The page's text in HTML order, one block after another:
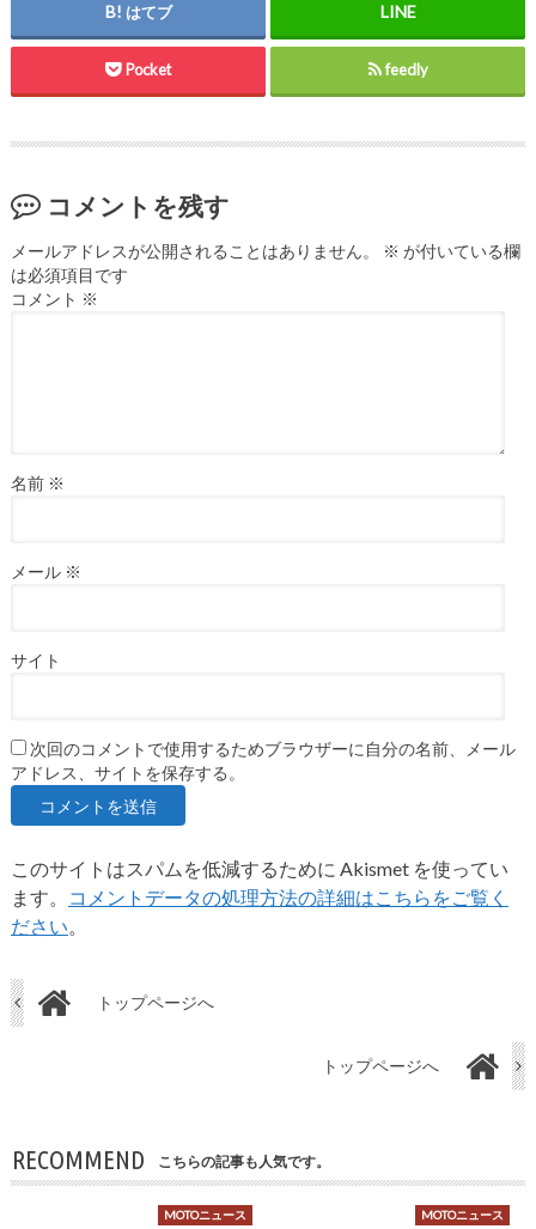
はてブ
Pocket feedly
コメントを残す
メールアドレスが公開されることはありません。 ※ が付いている欄
は必須項目です
コメント ※
名前 ※
メール ※
サイト
次回のコメントで使用するためブラウザーに自分の名前、メール
アドレス、サイトを保存する。
このサイトはスパムを低減するために Akismet を使ってい
ます。
コメントデータの処理方法の詳細はこちらをご覧く
ださい。
トップページへ
トップページへ
RECOMMEND こちらの記事も人気です。
MOTOニュース MOTOニュース